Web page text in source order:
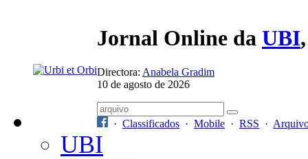
Jornal Online da UBI
Directora: Anabela Gradim
10 de agosto de 2026
· Classificados · Mobile · RSS ·
UBI